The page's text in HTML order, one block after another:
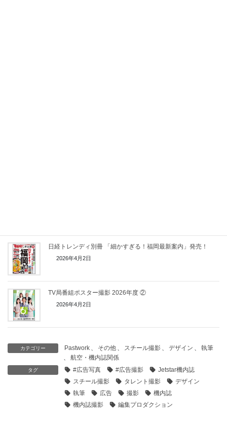
日経トレンディ別冊 「細かすぎる！福岡最新案内」発売！
2026年4月2日
TV局番組ポスター撮影 2026年度 ②
2026年4月2日
カテゴリー Pastwork 、 その他 、 スチール撮影 、 デザイン 、
執筆
、
航空・機内誌関係
タグ #広告写真 #広告撮影
Jetstar機内誌
スチール撮影
タレント撮影
デザイン
執筆
広告 撮影
機内誌
機内誌撮影
編集プロダクション